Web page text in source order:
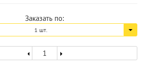
Заказать по:
1 шт.